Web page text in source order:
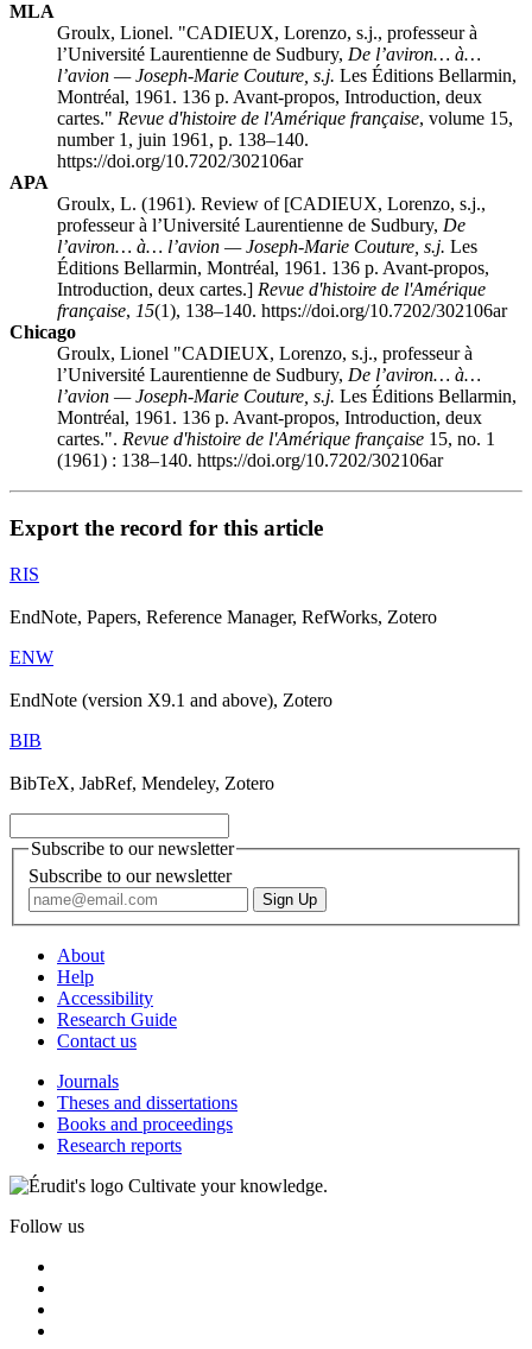
MLA
Groulx, Lionel. "CADIEUX, Lorenzo, s.j., professeur à
l’Université Laurentienne de Sudbury, De l’aviron… à…
l’avion — Joseph-Marie Couture, s.j. Les Éditions Bellarmin,
Montréal, 1961. 136 p. Avant-propos, Introduction, deux
cartes." Revue d'histoire de l'Amérique française, volume 15,
number 1, juin 1961, p. 138–140.
https://doi.org/10.7202/302106ar
APA
Groulx, L. (1961). Review of [CADIEUX, Lorenzo, s.j.,
professeur à l’Université Laurentienne de Sudbury, De
l’aviron… à… l’avion — Joseph-Marie Couture, s.j. Les
Éditions Bellarmin, Montréal, 1961. 136 p. Avant-propos,
Introduction, deux cartes.] Revue d'histoire de l'Amérique
française, 15(1), 138–140. https://doi.org/10.7202/302106ar
Chicago
Groulx, Lionel "CADIEUX, Lorenzo, s.j., professeur à
l’Université Laurentienne de Sudbury, De l’aviron… à…
l’avion — Joseph-Marie Couture, s.j. Les Éditions Bellarmin,
Montréal, 1961. 136 p. Avant-propos, Introduction, deux
cartes.". Revue d'histoire de l'Amérique française 15, no. 1
(1961) : 138–140. https://doi.org/10.7202/302106ar
Export the record for this article
RIS
EndNote, Papers, Reference Manager, RefWorks, Zotero
ENW
EndNote (version X9.1 and above), Zotero
BIB
BibTeX, JabRef, Mendeley, Zotero
Subscribe to our newsletter
Subscribe to our newsletter
About
Help
Accessibility
Research Guide
Contact us
Journals
Theses and dissertations
Books and proceedings
Research reports
Cultivate your knowledge.
Follow us